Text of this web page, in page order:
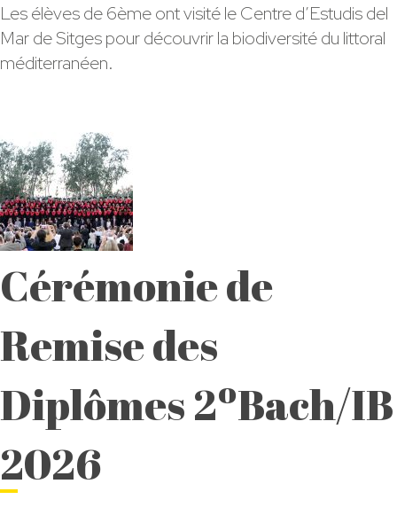
6ème
ont
visité
d’Estudis
del
Mar
de
Sitges
Les élèves de 6ème ont visité le Centre d’Estudis del
Mar de Sitges pour découvrir la biodiversité du littoral
méditerranéen.
Cérémonie de
Remise des
Diplômes 2ºBach/IB
2026